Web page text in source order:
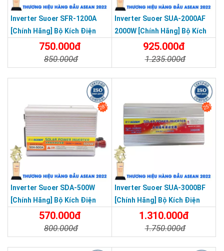
Inverter Suoer SFR-1200A
[Chính Hãng] Bộ Kích Điện
Đổi Điện 1200W 12V Lên 220V
- Máy Kích Điện Chống Ngược
Cực Sin Mô Phỏng [Chính
Hãng]
750.000đ
850.000đ
Inverter Suoer SUA-2000AF
2000W [Chính Hãng] Bộ Kích
Điện 12V Lên 220V - Máy Kích
Điện Chống Ngược Cực Sin
Mô Phỏng
925.000đ
1.235.000đ
28%
Inverter Suoer SDA-500W
[Chính Hãng] Bộ Kích Điện
12V Lên 220V - Máy Kích Điện
500W Sin Mô Phỏng
570.000đ
800.000đ
25%
Inverter Suoer SUA-3000BF
[Chính Hãng] Bộ Kích Điện
Đổi Điện 3000W 24V Lên 220V
Bảo Vệ Ngược Cực Sóng Sin
Mô Phỏng
1.310.000đ
1.750.000đ